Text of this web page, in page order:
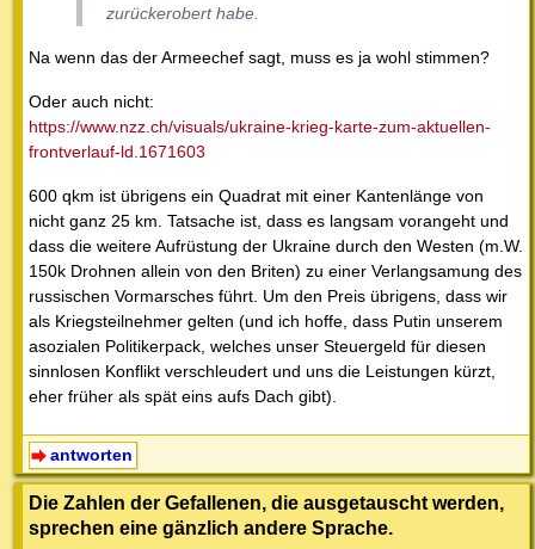
zurückerobert habe.
Na wenn das der Armeechef sagt, muss es ja wohl stimmen?
Oder auch nicht:
https://www.nzz.ch/visuals/ukraine-krieg-karte-zum-aktuellen-
frontverlauf-ld.1671603
600 qkm ist übrigens ein Quadrat mit einer Kantenlänge von
nicht ganz 25 km. Tatsache ist, dass es langsam vorangeht und
dass die weitere Aufrüstung der Ukraine durch den Westen (m.W.
150k Drohnen allein von den Briten) zu einer Verlangsamung des
russischen Vormarsches führt. Um den Preis übrigens, dass wir
als Kriegsteilnehmer gelten (und ich hoffe, dass Putin unserem
asozialen Politikerpack, welches unser Steuergeld für diesen
sinnlosen Konflikt verschleudert und uns die Leistungen kürzt,
eher früher als spät eins aufs Dach gibt).
antworten
Die Zahlen der Gefallenen, die ausgetauscht werden,
sprechen eine gänzlich andere Sprache.